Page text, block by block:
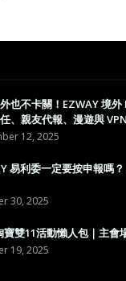
也不卡關！EZWAY 境
、親友代報、漫遊與
12, 2025
易利委一定要按申報嗎
30, 2025
寶雙11活動懶人包｜主會
19, 2025